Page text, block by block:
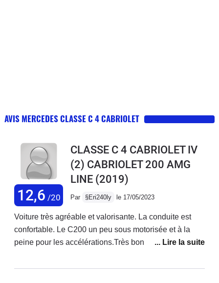
AVIS MERCEDES CLASSE C 4 CABRIOLET
12,6 /20
CLASSE C 4 CABRIOLET IV
(2) CABRIOLET 200 AMG
LINE (2019)
Par §Eri240ly le 17/05/2023
Voiture très agréable et valorisante. La conduite est
confortable. Le C200 un peu sous motorisée et à la
peine pour les accélérations.Très bonne finition.La
petite route au soleil. Très bonne autoroutière aussi qui